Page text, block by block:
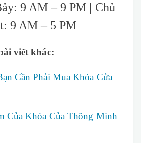
9 AM – 9 PM | Chủ
9 AM – 5 PM
viết khác:
Cần Phải Mua Khóa Cửa
Của Khóa Của Thông Minh